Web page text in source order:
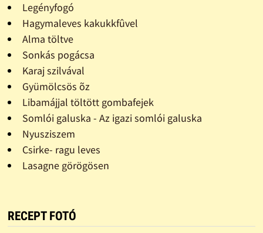
Legényfogó
Hagymaleves kakukkfûvel
Alma töltve
Sonkás pogácsa
Karaj szilvával
Gyümölcsös õz
Libamájjal töltött gombafejek
Somlói galuska - Az igazi somlói galuska
Nyusziszem
Csirke- ragu leves
Lasagne görögösen
RECEPT FOTÓ